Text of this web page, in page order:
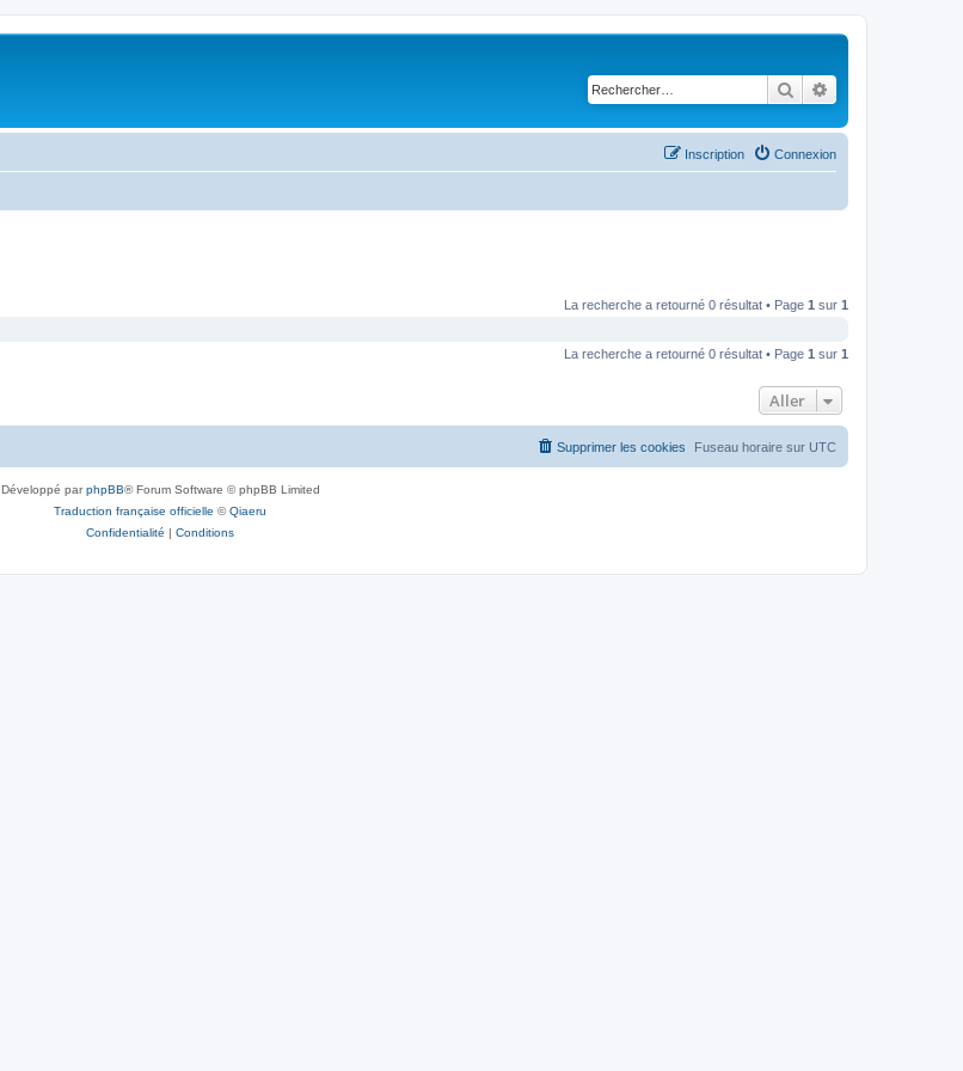
Rechercher
Connexion
Inscription
La recherche a retourné 0 résultat • Page 1 sur 1
La recherche a retourné 0 résultat • Page 1 sur 1
Aller
Fuseau horaire sur UTC
Supprimer les cookies
Développé parphpBB® Forum Software © phpBB Limited
Traduction française officielle ©Qiaeru
Confidentialité | Conditions